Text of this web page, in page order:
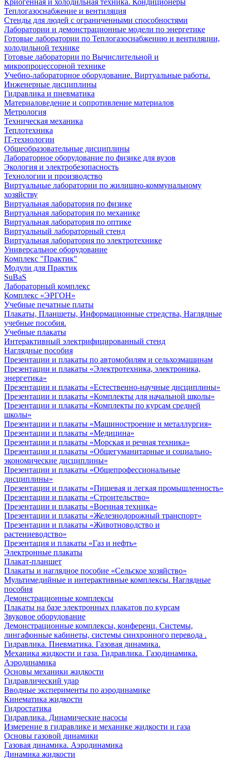
Криогенная и холодильная техника. Кондиционеры
Теплогазоснабжение и вентиляция
Стенды для людей с ограниченными способностями
Лаборатории и демонстрационные модели по энергетике
Готовые лаборатории по Теплогазоснабжению и вентиляции,
холодильной технике
Готовые лаборатории по Вычислительной и
микропроцессорной технике
Учебно-лабораторное оборудование. Виртуальные работы.
Инженерные дисциплины
Гидравлика и пневматика
Материаловедение и сопротивление материалов
Метрология
Техническая механика
Теплотехника
IT-технологии
Общеобразовательные дисциплины
Лабораторное оборудование по физике для вузов
Экология и электробезопасность
Технологии и производство
Виртуальные лаборатории по жилищно-коммунальному
хозяйству
Виртуальная лаборатория по физике
Виртуальная лаборатория по механике
Виртуальная лаборатория по оптике
Виртуальный лабораторный стенд
Виртуальная лаборатория по электротехнике
Универсальное оборудование
Комплекс "Практик"
Модули для Практик
SuBaS
Лабораторный комплекс
Комплекс «ЭРГОН»
Учебные печатные платы
Плакаты, Планшеты, Информационные стредства, Наглядные
учебные пособия.
Учебные плакаты
Интерактивный электрифицированный стенд
Наглядные пособия
Презентации и плакаты по автомобилям и сельхозмашинам
Презентации и плакаты «Электротехника, электроника,
энергетика»
Презентации и плакаты «Естественно-научные дисциплины»
Презентации и плакаты «Комплекты для начальной школы»
Презентации и плакаты «Комплекты по курсам средней
школы»
Презентации и плакаты «Машиностроение и металлургия»
Презентации и плакаты «Медицина»
Презентации и плакаты «Морская и речная техника»
Презентации и плакаты «Общегуманитарные и социально-
экономические дисциплины»
Презентации и плакаты «Общепрофессиональные
дисциплины»
Презентации и плакаты «Пищевая и легкая промышленность»
Презентации и плакаты «Строительство»
Презентации и плакаты «Военная техника»
Презентации и плакаты «Железнодорожный транспорт»
Презентации и плакаты «Животноводство и
растениеводство»
Презентация и плакаты «Газ и нефть»
Электронные плакаты
Плакат-планшет
Плакаты и наглядное пособие «Сельское хозяйство»
Мультимедийные и интерактивные комплексы. Наглядные
пособия
Демонстрационные комплексы
Плакаты на базе электронных плакатов по курсам
Звуковое оборудование
Демонстрационные комплексы, конференц. Системы,
лингафонные кабинеты, системы синхронного перевода .
Гидравлика. Пневматика. Газовая динамика.
Механика жидкости и газа. Гидравлика. Газодинамика.
Аэродинамика
Основы механики жидкости
Гидравлический удар
Вводные эксперименты по аэродинамике
Кинематика жидкости
Гидростатика
Гидравлика. Динамические насосы
Измерение в гидравлике и механике жидкости и газа
Основы газовой динамики
Газовая динамика. Аэродинамика
Динамика жидкости